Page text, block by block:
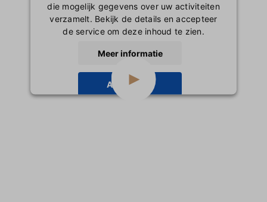
die mogelijk gegevens over uw activiteiten
verzamelt. Bekijk de details en accepteer
de service om deze inhoud te zien.
Meer informatie
Accepteren